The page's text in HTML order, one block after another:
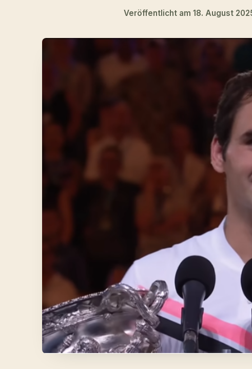
Veröffentlicht am 18. August